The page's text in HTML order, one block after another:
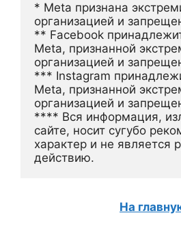
* Meta признана
организацией и
** Facebook
Meta, признанной
организацией и
*** Instagram
Meta, признанной
организацией и
**** Вся информация,
сайте, носит сугубо
характер и не является
действию.
На